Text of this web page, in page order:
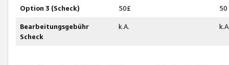
Option 3 (Scheck) 50£ 50
Bearbeitungsgebühr
Scheck
k.A.